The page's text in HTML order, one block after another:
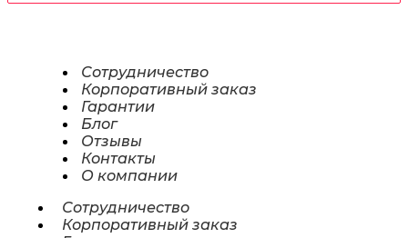
Сотрудничество
Корпоративный заказ
Гарантии
Блог
Отзывы
Контакты
О компании
Сотрудничество
Корпоративный заказ